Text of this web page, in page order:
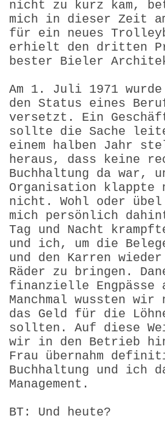
nicht zu kurz kam,
mich in dieser Zeit
für ein neues
erhielt den dritten
bester Bieler
Am 1. Juli 1971
den Status eines
versetzt. Ein
sollte die Sache
einem halben Jahr
heraus, dass keine
Buchhaltung da war,
Organisation klappte
nicht. Wohl oder übel
mich persönlich
Tag und Nacht
und ich, um die
und den Karren
Räder zu bringen.
finanzielle Engpässe
Manchmal wussten
das Geld für die
sollten. Auf diese
wir in den Betrieb
Frau übernahm
Buchhaltung und ich
Management.
BT: Und heute?